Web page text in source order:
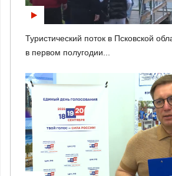
Туристический поток в Псковской
в первом полугодии...